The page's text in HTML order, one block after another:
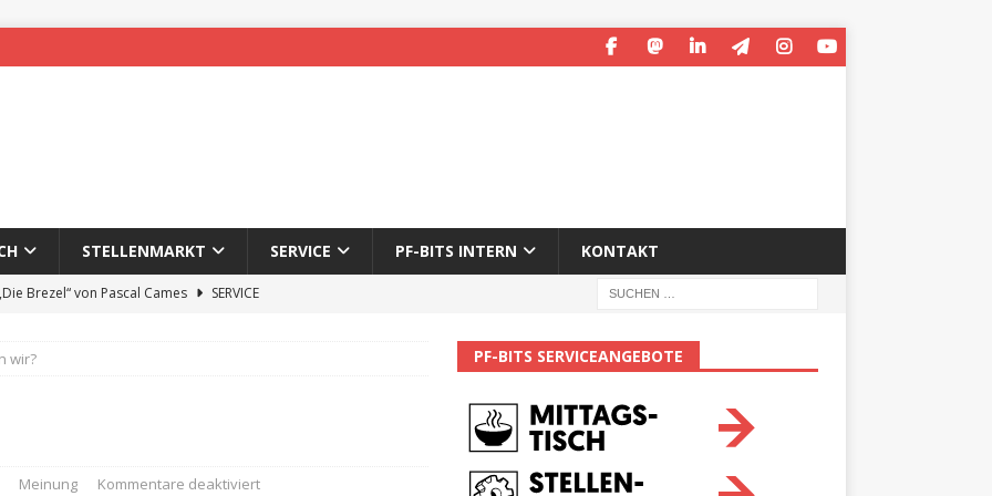
STELLENMARKT SERVICE PF-BITS INTERN KONTAKT
Brezel“ von Pascal Cames
SERVICE
des 65. Fasnetsumzugs Dillweißenstein
Der Mann hinter PF-Bits lebt nicht mehr
wir?
Meinung Kommentare deaktiviert
PF-BITS SERVICEANGEBOTE